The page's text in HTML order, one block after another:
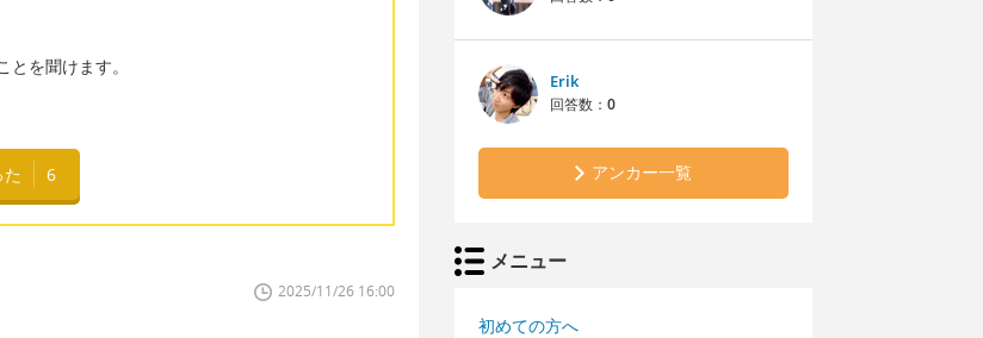
を聞けます。
た 6
2025/11/26 16:00
Erik
回答数： 0
アンカー一覧
メニュー
初めての方へ